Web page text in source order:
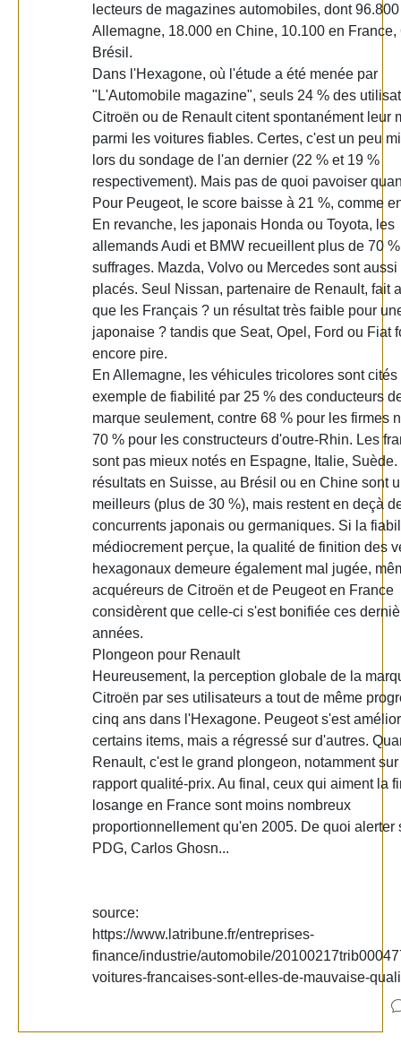
lecteurs de magazines automobiles, dont
Allemagne, 18.000 en Chine, 10.100 en France,
Brésil.
Dans l'Hexagone, où l'étude a été menée par
"L'Automobile magazine", seuls 24 % des
Citroën ou de Renault citent spontanément leur
parmi les voitures fiables. Certes, c'est un peu
lors du sondage de l'an dernier (22 % et 19 %
respectivement). Mais pas de quoi pavoiser
Pour Peugeot, le score baisse à 21 %, comme
En revanche, les japonais Honda ou Toyota, les
allemands Audi et BMW recueillent plus de 70
suffrages. Mazda, Volvo ou Mercedes sont aussi
placés. Seul Nissan, partenaire de Renault, fait
que les Français ? un résultat très faible pour
japonaise ? tandis que Seat, Opel, Ford ou Fiat
encore pire.
En Allemagne, les véhicules tricolores sont cités
exemple de fiabilité par 25 % des conducteurs
marque seulement, contre 68 % pour les firmes
70 % pour les constructeurs d'outre-Rhin. Les
sont pas mieux notés en Espagne, Italie, Suède.
résultats en Suisse, au Brésil ou en Chine sont
meilleurs (plus de 30 %), mais restent en deçà
concurrents japonais ou germaniques. Si la
médiocrement perçue, la qualité de finition des
hexagonaux demeure également mal jugée,
acquéreurs de Citroën et de Peugeot en France
considèrent que celle-ci s'est bonifiée ces
années.
Plongeon pour Renault
Heureusement, la perception globale de la
Citroën par ses utilisateurs a tout de même
cinq ans dans l'Hexagone. Peugeot s'est
certains items, mais a régressé sur d'autres.
Renault, c'est le grand plongeon, notamment
rapport qualité-prix. Au final, ceux qui aiment la
losange en France sont moins nombreux
proportionnellement qu'en 2005. De quoi alerter
PDG, Carlos Ghosn...
source:
https://www.latribune.fr/entreprises-
finance/industrie/automobile/
voitures-francaises-sont-elles-de-mauvaise-